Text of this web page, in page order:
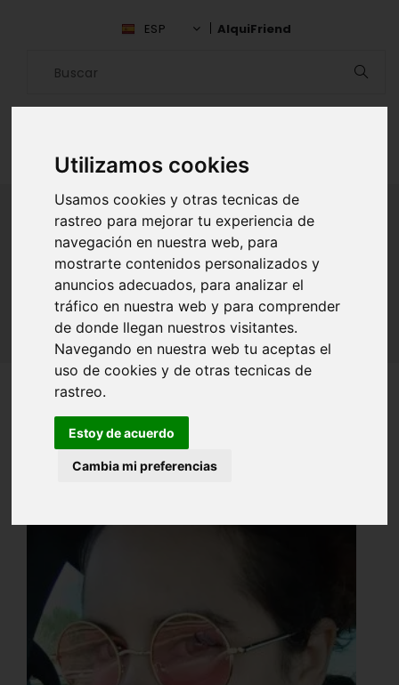
Utilizamos cookies
Usamos cookies y otras tecnicas de
rastreo para mejorar tu experiencia de
navegación en nuestra web, para
mostrarte contenidos personalizados y
anuncios adecuados, para analizar el
tráfico en nuestra web y para comprender
de donde llegan nuestros visitantes.
Navegando en nuestra web tu aceptas el
uso de cookies y de otras tecnicas de
rastreo.
Estoy de acuerdo
Cambia mi preferencias
ESP AlquiFriend
ALQUILAR AMIGO
Inicio Amigos Barcelona Esther Vara